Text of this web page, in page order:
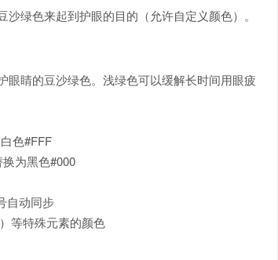
绿色来起到护眼的目的（允许自定义颜色）。
睛的豆沙绿色。浅绿色可以缓解长时间用眼疲
色#FFF
为黑色#000
自动同步
等特殊元素的颜色